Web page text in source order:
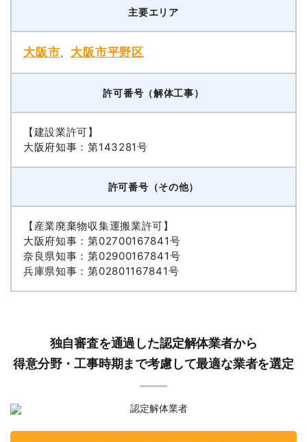
主要エリア
大阪市 大阪市平野区
許可番号（解体工事）
【建設業許可】
大阪府知事：第143281号
許可番号（その他）
【産業廃棄物収集運搬業許可】
大阪府知事：第02700167841号
奈良県知事：第02900167841号
兵庫県知事：第02801167841号
独自審査を通過した認定解体業者から
得意分野・工事時期まで考慮して最適な業者を選定